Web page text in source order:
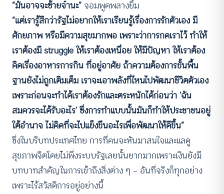
“มันอาจจะซ้ายจ๋านะ” จอมพูดพลางยิ้ม
“แต่เรารู้สึกว่ารัฐไม่อยากให้เราเรียนรู้เรื่องการรักตัวเอง มี
ศักยภาพ หรือมีความสุขมากพอ เพราะว่าการกดเราไว้ ทำให้
เราต้องมี struggle ให้เราต้องเหนื่อย ให้มีปัญหา ให้เราต้อง
คิดเรื่องอาหารการกิน ที่อยู่อาศัย ถ้าความต้องการขั้นพื้น
ฐานยังไม่ถูกเติมเต็ม เราจะเอาพลังที่ไหนไปพัฒนาชีวิตตัวเอง
เพราะก่อนจะทำได้เราต้องรักและตระหนักได้ก่อนว่า ‘ฉัน
สมควรจะได้รับอะไร’ ซึ่งการทำแบบนั้นมันก็ทำให้ประชาชนอยู่
ใต้อำนาจ ไม่คิดที่จะไปแข็งขืนอะไรเพื่อพัฒนาให้ดีขึ้น”
ซึ่งในบริบทประเทศไทย การที่คนจะหันมาสนใจและแลดู
สุขภาพจิตโดยไม่พึ่งระบบรัฐเลยนั้นยากมากเพราะเงินยังมี
บทบาทสำคัญในการเข้าถึงสิ่งต่าง ๆ — อันที่จริงก็ทุกอย่าง
เพราะไร้สวัสดิการอยู่อย่างนี้